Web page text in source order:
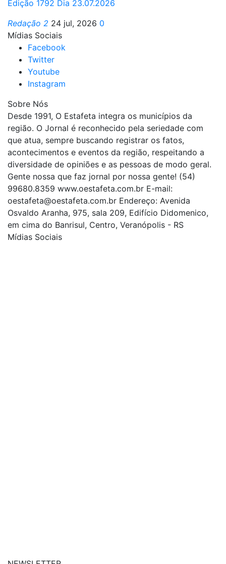
Edição 1792 Dia 23.07.2026
Redação 2 24 jul, 2026 0
Mídias Sociais
Facebook
Twitter
Youtube
Instagram
Sobre Nós
Desde 1991, O Estafeta integra os municípios da
região. O Jornal é reconhecido pela seriedade com
que atua, sempre buscando registrar os fatos,
acontecimentos e eventos da região, respeitando a
diversidade de opiniões e as pessoas de modo geral.
Gente nossa que faz jornal por nossa gente! (54)
99680.8359 www.oestafeta.com.br E-mail:
oestafeta@oestafeta.com.br Endereço: Avenida
Osvaldo Aranha, 975, sala 209, Edifício Didomenico,
em cima do Banrisul, Centro, Veranópolis - RS
Mídias Sociais